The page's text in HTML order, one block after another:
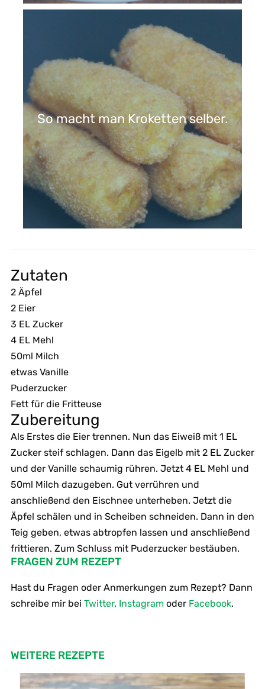
So macht man Kroketten selber.
Zutaten
2 Äpfel
2 Eier
3 EL Zucker
4 EL Mehl
50ml Milch
etwas Vanille
Puderzucker
Fett für die Fritteuse
Zubereitung
Als Erstes die Eier trennen. Nun das Eiweiß mit 1 EL
Zucker steif schlagen. Dann das Eigelb mit 2 EL Zucker
und der Vanille schaumig rühren. Jetzt 4 EL Mehl und
50ml Milch dazugeben. Gut verrühren und
anschließend den Eischnee unterheben. Jetzt die
Äpfel schälen und in Scheiben schneiden. Dann in den
Teig geben, etwas abtropfen lassen und anschließend
frittieren. Zum Schluss mit Puderzucker bestäuben.
FRAGEN ZUM REZEPT
Hast du Fragen oder Anmerkungen zum Rezept? Dann
schreibe mir bei Twitter, Instagramoder Facebook.
WEITERE REZEPTE